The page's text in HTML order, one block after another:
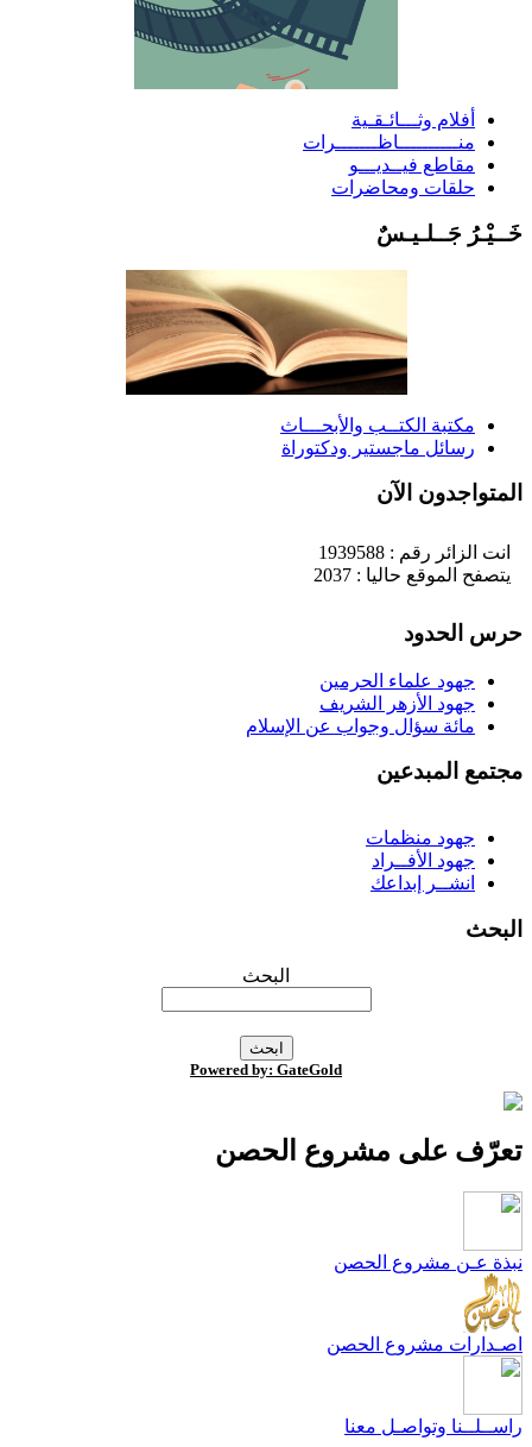
أفلام وثـــائـقـية
منــــــــــاظـــــــرات
مقاطع فيــديـــو
حلقات ومحاضرات
جَــلـيـسٌ
مكتبة الكتــب والأبحـــاث
رسائل ماجستير ودكتوراة
الآن
انت الزائر رقم : 1939588
يتصفح الموقع حاليا : 2037
الحدود
جهود علماء الحرمين
جهود الأزهر الشريف
مائة سؤال وجواب عن الإسلام
المبدعين
جهود منظمات
جهود الأفــراد
انشــر إبداعك
البحث
Powered by: GateGold
على مشروع الحصن
عـن مشروع الحصن
مشروع الحصن
وتواصـل معنا